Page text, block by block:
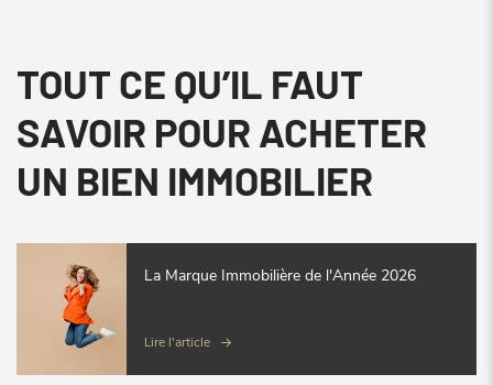
TOUT CE QU’IL FAUT
SAVOIR POUR ACHETER
UN BIEN IMMOBILIER
La Marque Immobilière de l'Année 2026
Lire l'article